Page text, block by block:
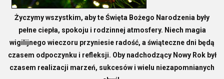
Życzymy wszystkim, aby te Święta Bożego Narodzenia były
pełne ciepła, spokoju i rodzinnej atmosfery. Niech magia
wigilijnego wieczoru przyniesie radość, a świąteczne dni będą
czasem odpoczynku i refleksji. Oby nadchodzący Nowy Rok był
czasem realizacji marzeń, sukcesów i wielu niezapomnianych